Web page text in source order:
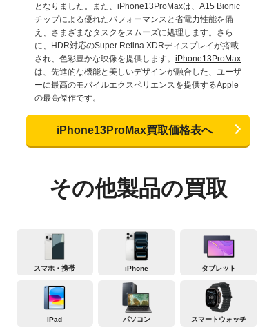
となりました。また、iPhone13ProMaxは、A15 Bionic
チップによる優れたパフォーマンスと省電力性能を備
え、さまざまなタスクをスムーズに処理します。さら
に、HDR対応のSuper Retina XDRディスプレイが搭載
され、色彩豊かな映像を提供します。 iPhone13ProMax
は、先進的な機能と美しいデザインが融合した、ユーザ
ーに最高のモバイルエクスペリエンスを提供するApple
の最高傑作です。
iPhone13ProMax買取価格表へ
その他製品の買取
スマホ・携帯 iPhone タブレット
iPad パソコン スマートウォッチ